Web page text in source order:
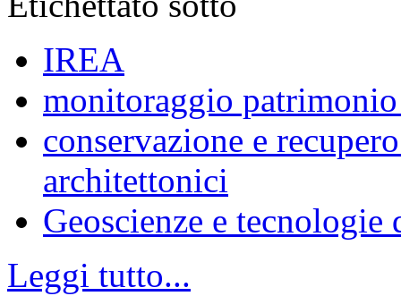
IREA
monitoraggio
conservazione e
architettonici
Geoscienze e
Leggi tutto...